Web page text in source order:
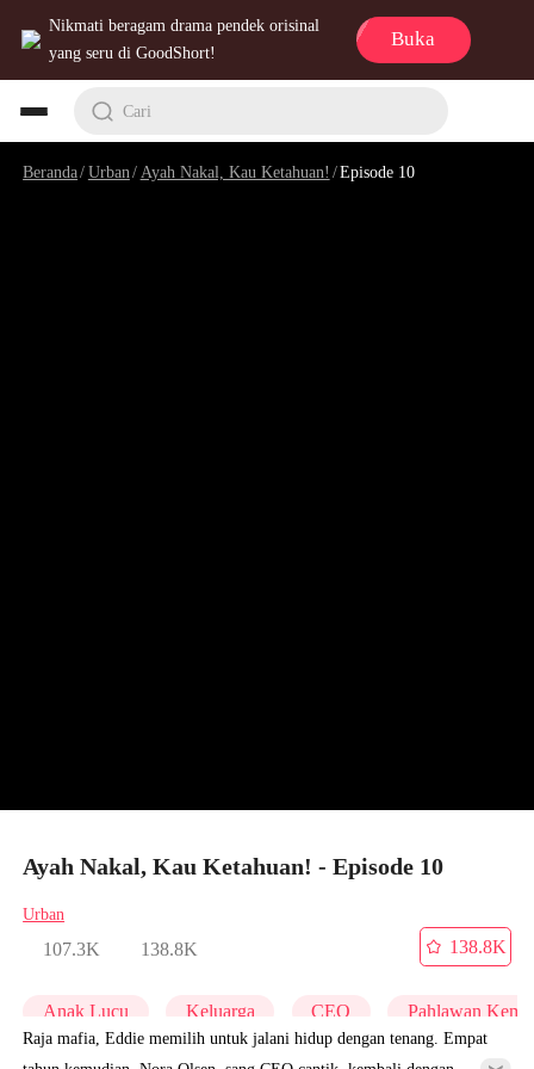
Nikmati beragam drama pendek orisinal
yang seru di GoodShort!
Buka
Cari
Beranda/Urban / Ayah Nakal, Kau Ketahuan! /Episode 10
Ayah Nakal, Kau Ketahuan! - Episode 10
Urban
107.3K 138.8K
138.8K
Anak Lucu Keluarga CEO Pahlawan
Raja mafia, Eddie memilih untuk jalani hidup dengan tenang. Empat